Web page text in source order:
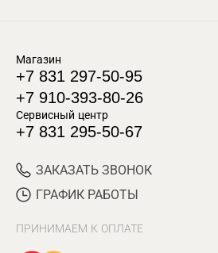
Магазин
+7 831 297-50-95
+7 910-393-80-26
Сервисный центр
+7 831 295-50-67
ЗАКАЗАТЬ ЗВОНОК
ГРАФИК РАБОТЫ
ПРИНИМАЕМ К ОПЛАТЕ